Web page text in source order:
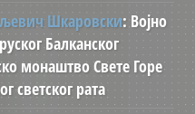
Шкаровски: Војно
Балканског
монаштво Свете Горе
светског рата